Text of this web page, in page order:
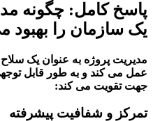
کامل: چگونه
سازمان را بهبود می
پروژه به عنوان یک سلاح
می کند و به طور قابل توجهی
تقویت می کند:
و شفافیت پیشرفته